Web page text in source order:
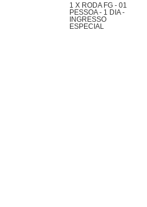
1 X RODA FG - 01
PESSOA - 1 DIA -
INGRESSO
ESPECIAL